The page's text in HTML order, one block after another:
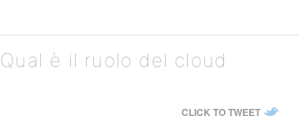
è il ruolo del cloud
CLICK TO TWEET